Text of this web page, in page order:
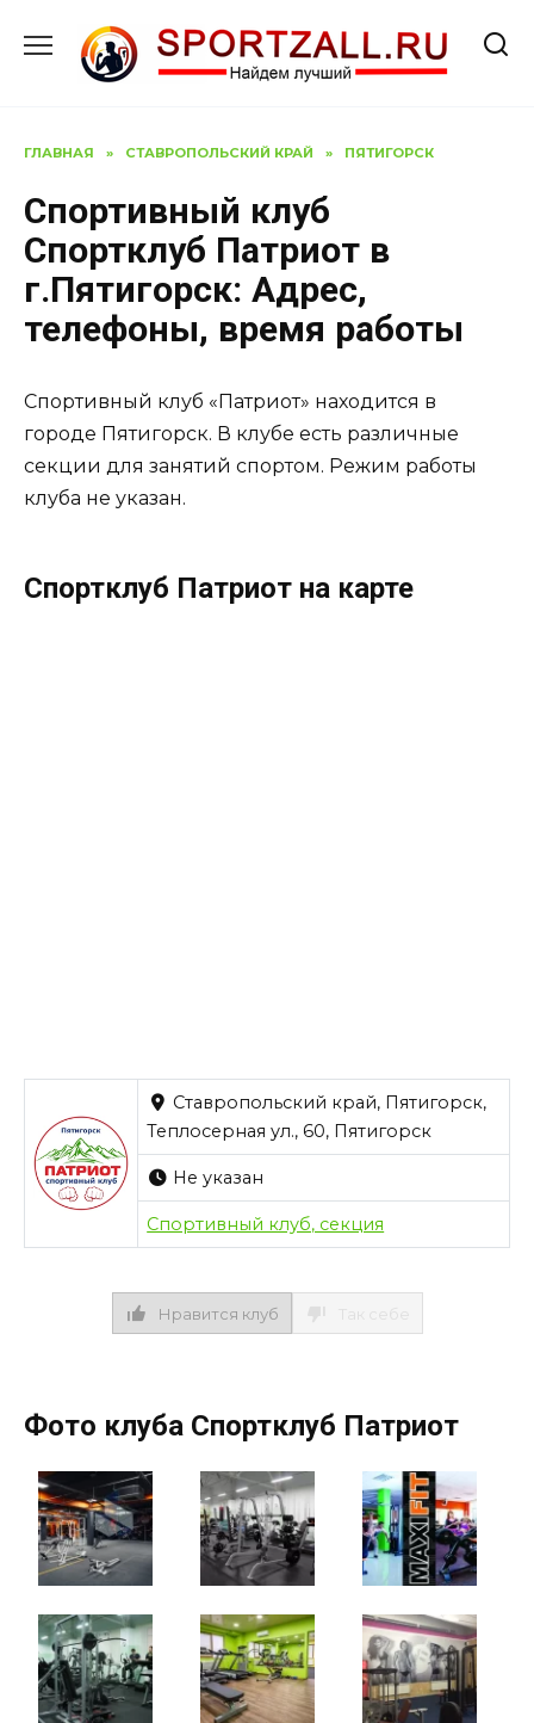
содержанию
ГЛАВНАЯ » СТАВРОПОЛЬСКИЙ КРАЙ » ПЯТИГОРСК
Спортивный клуб
Спортклуб Патриот в
г.Пятигорск: Адрес,
телефоны, время работы
Спортивный клуб «Патриот» находится в
городе Пятигорск. В клубе есть различные
секции для занятий спортом. Режим работы
клуба не указан.
Спортклуб Патриот на карте
Ставропольский край, Пятигорск,
Теплосерная ул., 60, Пятигорск
Не указан
Спортивный клуб, секция
Нравится клуб
Фото клуба Спортклуб Патриот